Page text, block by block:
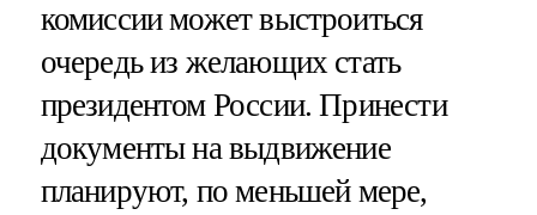
комиссии может выстроиться
очередь из желающих стать
президентом России. Принести
документы на выдвижение
планируют, по меньшей мере,